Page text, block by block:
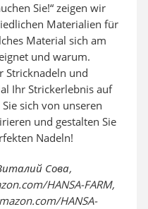
Sie!“ zeigen wir
Materialien für
Material sich am
und warum.
Stricknadeln und
Ihr Strickerlebnis auf
sich von unseren
und gestalten Sie
Nadeln!
Сова,
HANSA-FARM,
HANSA-